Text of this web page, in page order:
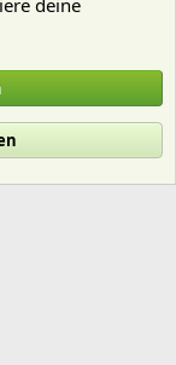
Impressum
deine